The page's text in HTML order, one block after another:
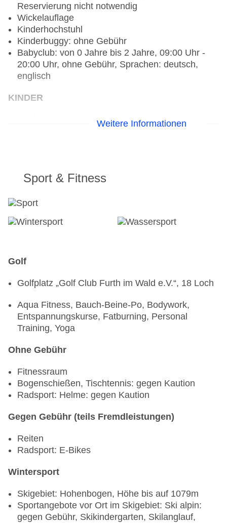
Themenbar „Crazy Horse Saloon“
Bar „Bar im OHM“
Reservierung nicht notwendig
Wickelauflage
Kinderhochstuhl
Kinderbuggy: ohne Gebühr
Babyclub: von 0 Jahre bis 2 Jahre, 09:00 Uhr -
20:00 Uhr, ohne Gebühr, Sprachen: deutsch,
englisch
KINDER
täglich: Sprachen: deutsch, englisch
Kinderspielplatz
saisonabhängig, wöchentlich 17:00 Uhr - 17:30
TEENS
Teenclub: von 12 Jahre bis 15 Jahre,
saisonabhängig, täglich 09:00 Uhr - 20:00 Uhr,
ohne Gebühr, Sprachen: deutsch, englisch
Jugendanimation, Sprachen: deutsch, englisch
Weitere Informationen
Sport & Fitness
Golf
Golfplatz „Golf Club Furth im Wald e.V.“, 18 Loch
Aqua Fitness, Bauch-Beine-Po, Bodywork,
Entspannungskurse, Fatburning, Personal
Training, Yoga
Ohne Gebühr
Fitnessraum
Bogenschießen, Tischtennis: gegen Kaution
Radsport: Helme: gegen Kaution
Gegen Gebühr (teils Fremdleistungen)
Reiten
Radsport: E-Bikes
Wintersport
Skigebiet: Hohenbogen, Höhe bis auf 1079m
Sportangebote vor Ort im Skigebiet: Ski alpin:
gegen Gebühr, Skikindergarten, Skilanglauf,